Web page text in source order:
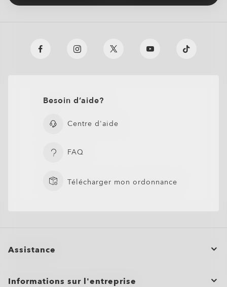
Besoin d’aide?
Centre d'aide
FAQ
Télécharger mon ordonnance
Assistance
Statut de la commande
Informations sur l'entreprise